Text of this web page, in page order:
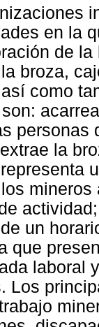
en la
de
broza,
como
personas
la
un
que
laboral
Los